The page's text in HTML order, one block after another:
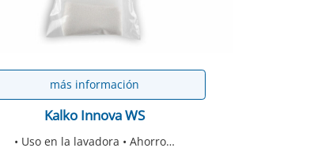
más información
Kalko Innova WS
• Uso en la lavadora • Ahorro…